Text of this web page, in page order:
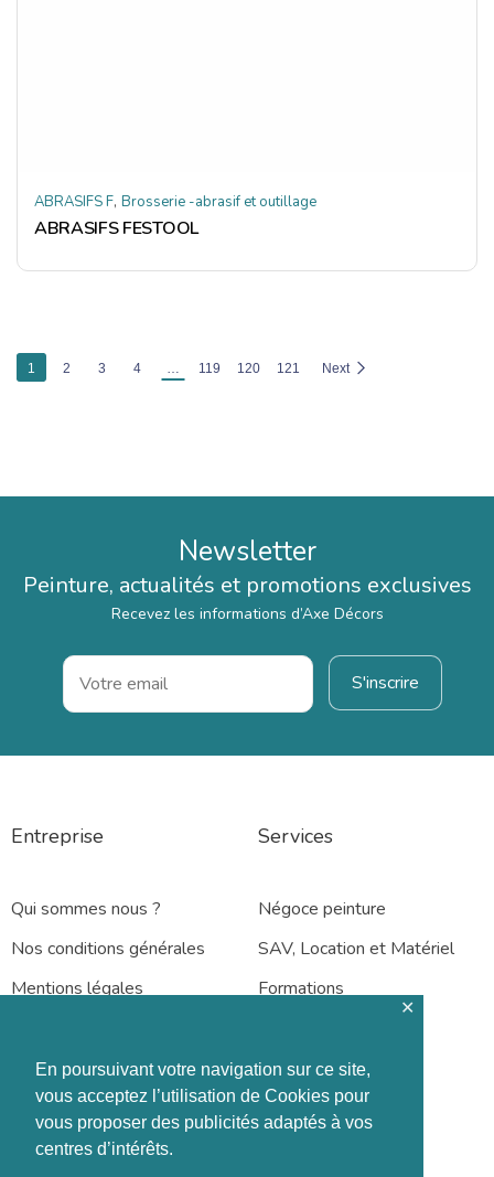
En poursuivant votre navigation sur ce site,
vous acceptez l’utilisation de Cookies pour
vous proposer des publicités adaptés à vos
centres d’intérêts.
✕
ABRASIFS F, Brosserie -abrasif et outillage
ABRASIFS FESTOOL
1 2 3 4 … 119 120 121 Next
Newsletter
Peinture, actualités et promotions exclusives
Recevez les informations d’Axe Décors
Entreprise
Qui sommes nous ?
Nos conditions générales
Mentions légales
Services
Négoce peinture
SAV, Location et Matériel
Formations
Rennes – Nantes